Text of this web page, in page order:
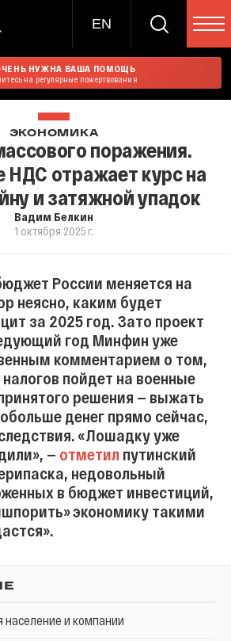
EN
НУЖНА ВАША ПОМОЩЬ
на регулярные пожертвования
ЭКОНОМИКА
поражения.
отражает курс на
и затяжной упадок
Вадим Белкин
1 октября 2025 г.
России меняется на
неясно, каким будет
за 2025 год. Зато проект
год Минфин уже
комментарием о том,
пойдет на военные
решения — выжать
денег прямо сейчас,
«Лошадку уже
— отметил путинский
недовольный
в бюджет инвестиций,
экономику такими
население и компании